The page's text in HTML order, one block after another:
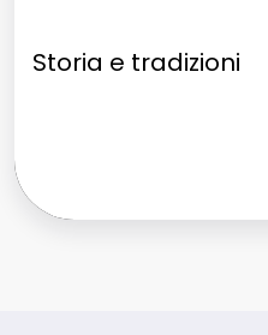
Storia e tradizioni